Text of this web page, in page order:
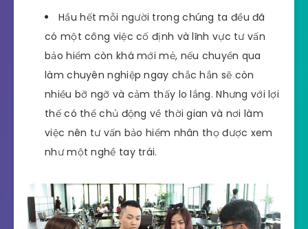
Hầu hết mỗi người trong chúng ta đều đã
có một công việc cố định và lĩnh vực tư vấn
bảo hiểm còn khá mới mẻ, nếu chuyển qua
làm chuyên nghiệp ngay chắc hẳn sẽ còn
nhiều bỡ ngỡ và cảm thấy lo lắng. Nhưng với lợi
thế có thể chủ động về thời gian và nơi làm
việc nên tư vấn bảo hiểm nhân thọ được xem
như một nghề tay trái.